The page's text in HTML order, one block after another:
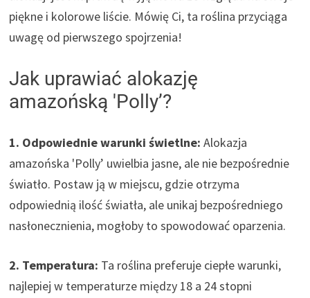
piękne i kolorowe liście. Mówię Ci, ta roślina przyciąga
uwagę od pierwszego spojrzenia!
Jak uprawiać alokazję
amazońską 'Polly’?
1. Odpowiednie warunki świetlne: Alokazja
amazońska 'Polly’ uwielbia jasne, ale nie bezpośrednie
światło. Postaw ją w miejscu, gdzie otrzyma
odpowiednią ilość światła, ale unikaj bezpośredniego
nasłonecznienia, mogłoby to spowodować oparzenia.
2. Temperatura: Ta roślina preferuje ciepłe warunki,
najlepiej w temperaturze między 18 a 24 stopni